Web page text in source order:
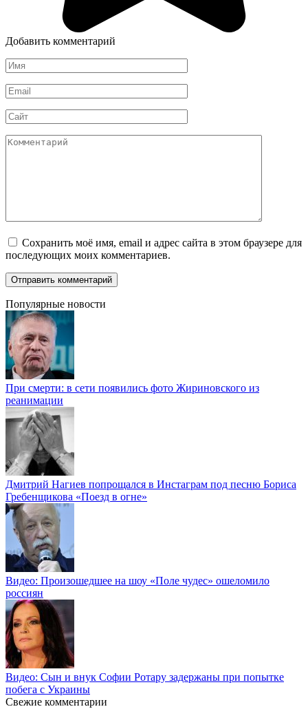
Добавить комментарий
Имя
*
Email
*
Сайт
Комментарий
Сохранить моё имя, email и адрес сайта в этом браузере для
последующих моих комментариев.
Популярные новости
При смерти: в сети появились фото Жириновского из
реанимации
Дмитрий Нагиев попрощался в Инстаграм под песню Бориса
Гребенщикова «Поезд в огне»
Видео: Произошедшее на шоу «Поле чудес» ошеломило
россиян
Видео: Сын и внук Софии Ротару задержаны при попытке
побега с Украины
Свежие комментарии